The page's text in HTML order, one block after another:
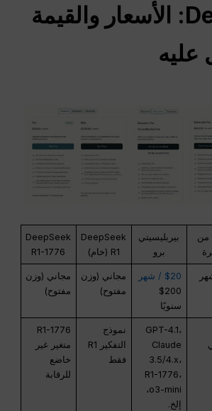
DeepSeek: الأسعار والقيمة
عليه
من
بيربليسيتي
برو
DeepSeek
R1 (خام)
DeepSeek
R1-1776
$20 / شهر
$200
سنويًا
مجاني (وزن
مفتوح)
مجاني (وزن
مفتوح)
GPT-4.1،
Claude
3.5/4.x،
R1-1776،
o3-mini،
إلخ.
نموذج
التفكير R1
فقط
R1-1776
متغير غير
خاضع
للرقابة